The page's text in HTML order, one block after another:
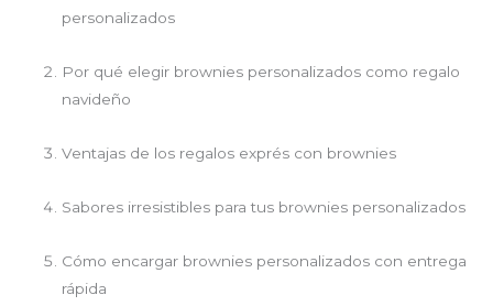
personalizados
Por qué elegir brownies personalizados como regalo
navideño
Ventajas de los regalos exprés con brownies
Sabores irresistibles para tus brownies personalizados
Cómo encargar brownies personalizados con entrega
rápida